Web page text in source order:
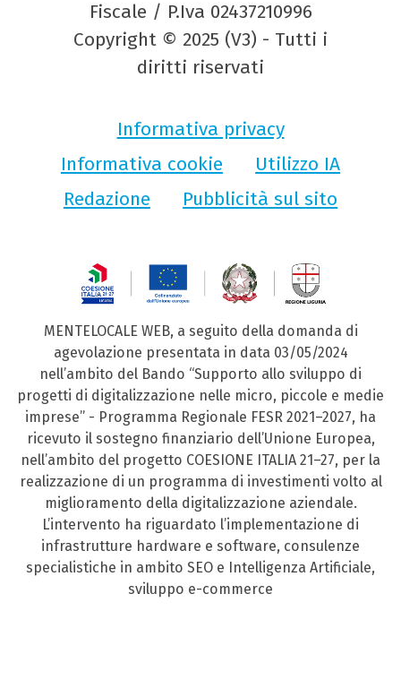
Fiscale / P.Iva 02437210996
Copyright © 2025 (V3) - Tutti i
diritti riservati
Informativa privacy
Informativa cookie
Utilizzo IA
Redazione
Pubblicità sul sito
MENTELOCALE WEB, a seguito della domanda di
agevolazione presentata in data 03/05/2024
nell’ambito del Bando “Supporto allo sviluppo di
progetti di digitalizzazione nelle micro, piccole e medie
imprese” - Programma Regionale FESR 2021–2027, ha
ricevuto il sostegno finanziario dell’Unione Europea,
nell’ambito del progetto COESIONE ITALIA 21–27, per la
realizzazione di un programma di investimenti volto al
miglioramento della digitalizzazione aziendale.
L’intervento ha riguardato l’implementazione di
infrastrutture hardware e software, consulenze
specialistiche in ambito SEO e Intelligenza Artificiale,
sviluppo e-commerce